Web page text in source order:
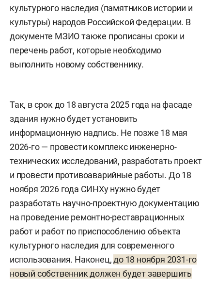
культурного наследия (памятников истории и
культуры) народов Российской Федерации. В
документе МЗИО также прописаны сроки и
перечень работ, которые необходимо
выполнить новому собственнику.
Так, в срок до 18 августа 2025 года на фасаде
здания нужно будет установить
информационную надпись. Не позже 18 мая
2026-го — провести комплекс инженерно-
технических исследований, разработать проект
и провести противоаварийные работы. До 18
ноября 2026 года СИНХу нужно будет
разработать научно-проектную документацию
на проведение ремонтно-реставрационных
работ и работ по приспособлению объекта
культурного наследия для современного
использования. Наконец,до 18 ноября 2031-го
новый собственник должен будет завершить